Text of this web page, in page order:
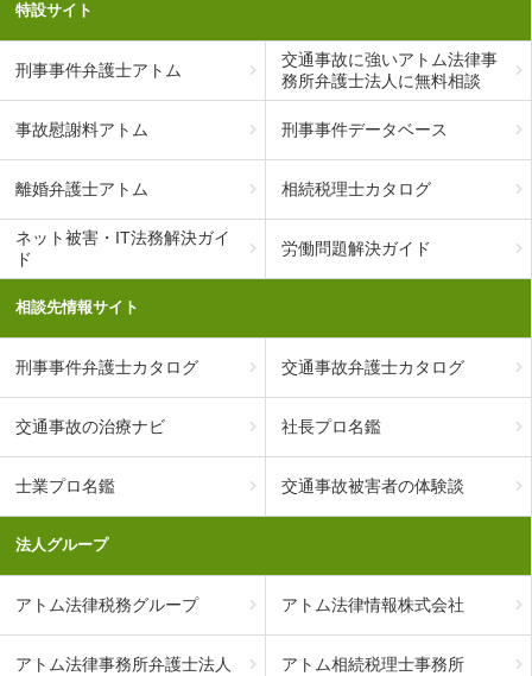
特設サイト
刑事事件弁護士アトム
交通事故に強いアトム法律事
務所弁護士法人に無料相談
事故慰謝料アトム 刑事事件データベース
離婚弁護士アトム 相続税理士カタログ
ネット被害・IT法務解決ガイ
ド
労働問題解決ガイド
相談先情報サイト
刑事事件弁護士カタログ 交通事故弁護士カタログ
交通事故の治療ナビ 社長プロ名鑑
士業プロ名鑑 交通事故被害者の体験談
法人グループ
アトム法律税務グループ アトム法律情報株式会社
アトム法律事務所弁護士法人 アトム相続税理士事務所